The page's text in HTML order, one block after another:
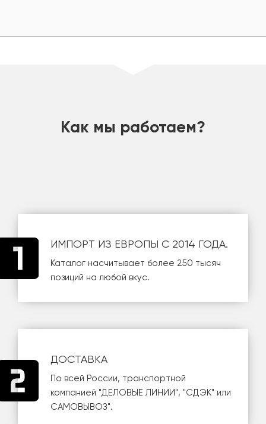
Как мы работаем?
ИМПОРТ ИЗ ЕВРОПЫ С 2014 ГОДА.
Каталог насчитывает более 250 тысяч
позиций на любой вкус.
ДОСТАВКА
По всей России, транспортной
компанией "ДЕЛОВЫЕ ЛИНИИ", "СДЭК" или
САМОВЫВОЗ".